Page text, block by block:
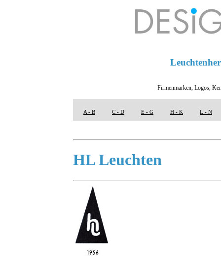
Firmenmarken, Logos,
A - B C - D E - G H - K L - N
HL Leuchten